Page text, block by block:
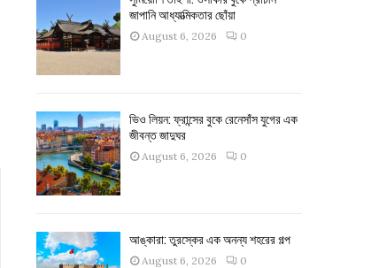
জাপানি আধ্যাত্মিকতার ছোঁয়া
August 6, 2026 0
ভিও লিয়ন: ফ্রান্সের বুকে রেনেসাঁস যুগের এক
জীবন্ত জাদুঘর
August 6, 2026 0
আঙ্কারা: তুরস্কের এক অনন্য শহরের গল্প
August 6, 2026 0